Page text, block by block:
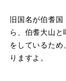
旧国名が伯耆
ら、伯耆大山
をしているた
りますよ。